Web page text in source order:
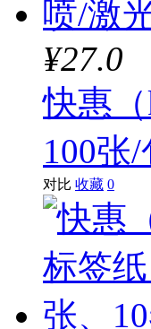
¥27.0
快惠
100张
对比 收藏 0